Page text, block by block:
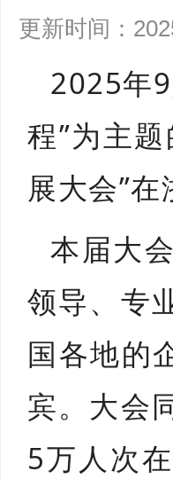
更新时间：
2025年
程”为主
展大会”
本届大
领导、专
国各地的
宾。大会
5万人次